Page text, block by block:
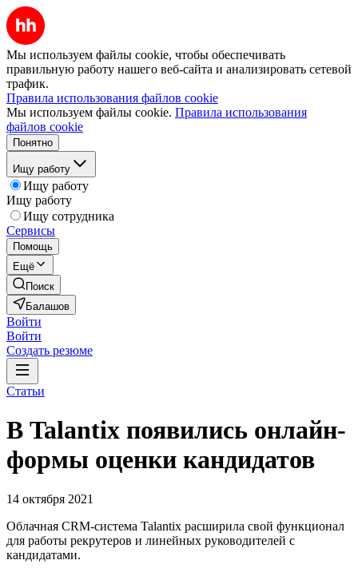
Мы используем файлы cookie, чтобы обеспечивать
правильную работу нашего веб-сайта и анализировать сетевой
трафик.
Правила использования файлов cookie
Мы используем файлы cookie. Правила использования
файлов cookie
Понятно
Ищу работу
Ищу работу
Ищу работу
Ищу сотрудника
Сервисы
Помощь
Ещё
Поиск
Балашов
Войти
Войти
Создать резюме
Статьи
В Talantix появились онлайн-
формы оценки кандидатов
14 октября 2021
Облачная CRM-система Talantix расширила свой функционал
для работы рекрутеров и линейных руководителей с
кандидатами.